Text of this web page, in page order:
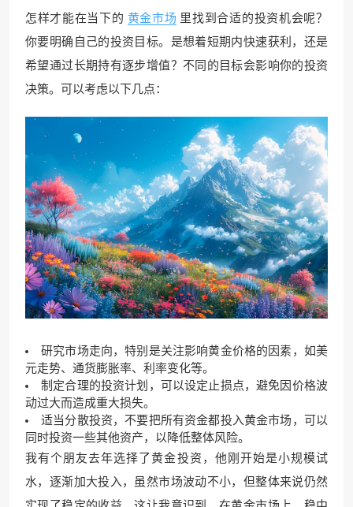
怎样才能在当下的 黄金市场 里找到合适的投资机会呢？
你要明确自己的投资目标。是想着短期内快速获利，还是
希望通过长期持有逐步增值？不同的目标会影响你的投资
决策。可以考虑以下几点：
研究市场走向，特别是关注影响黄金价格的因素，如美
元走势、通货膨胀率、利率变化等。
制定合理的投资计划，可以设定止损点，避免因价格波
动过大而造成重大损失。
适当分散投资，不要把所有资金都投入黄金市场，可以
同时投资一些其他资产，以降低整体风险。
我有个朋友去年选择了黄金投资，他刚开始是小规模试
水，逐渐加大投入，虽然市场波动不小，但整体来说仍然